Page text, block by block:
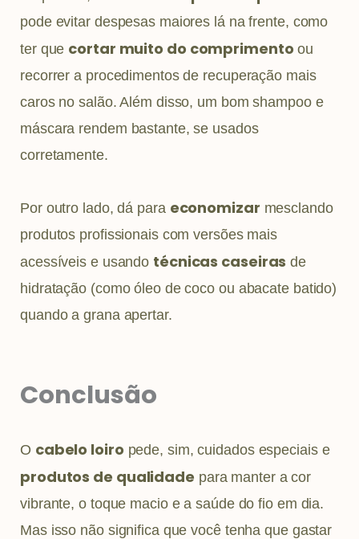
pode evitar despesas maiores lá na frente, como
ter que cortar muito do comprimento ou
recorrer a procedimentos de recuperação mais
caros no salão. Além disso, um bom shampoo e
máscara rendem bastante, se usados
corretamente.
Por outro lado, dá para economizar mesclando
produtos profissionais com versões mais
acessíveis e usando técnicas caseiras de
hidratação (como óleo de coco ou abacate batido)
quando a grana apertar.
Conclusão
O cabelo loiro pede, sim, cuidados especiais e
produtos de qualidade para manter a cor
vibrante, o toque macio e a saúde do fio em dia.
Mas isso não significa que você tenha que gastar